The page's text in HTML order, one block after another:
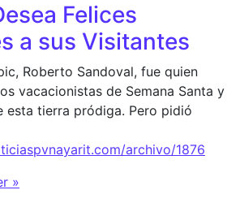
Felices
a sus Visitantes
Roberto Sandoval, fue quien
vacacionistas de Semana Santa y
esta tierra pródiga. Pero pidió
archivo/1876
»